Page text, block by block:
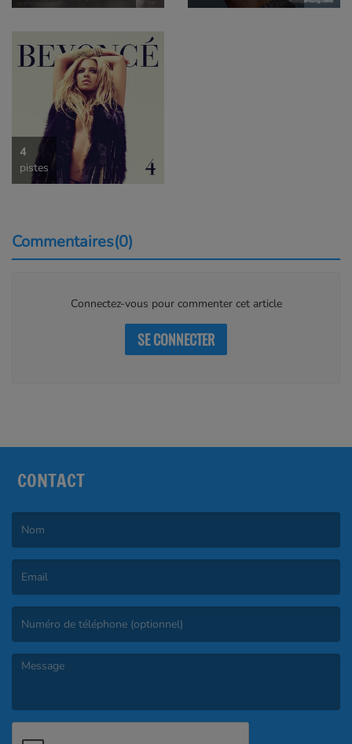
4
pistes
Commentaires(0)
Connectez-vous pour commenter cet article
SE CONNECTER
CONTACT